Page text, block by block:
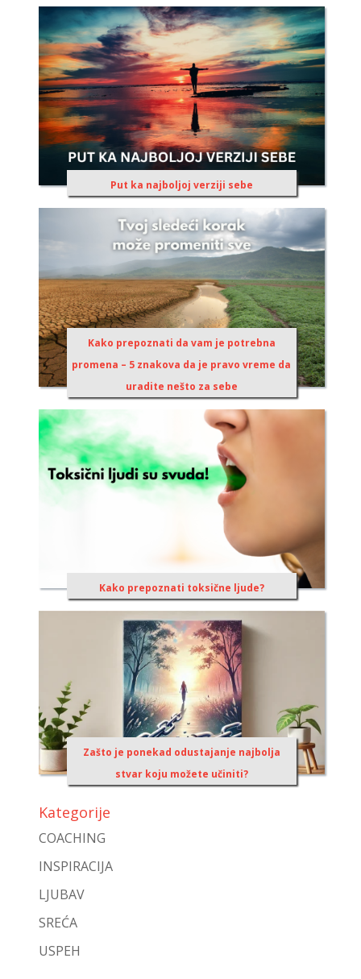
Put ka najboljoj verziji sebe
Kako prepoznati da vam je potrebna
promena – 5 znakova da je pravo vreme da
uradite nešto za sebe
Kako prepoznati toksične ljude?
Zašto je ponekad odustajanje najbolja
stvar koju možete učiniti?
Kategorije
COACHING
INSPIRACIJA
LJUBAV
SREĆA
USPEH